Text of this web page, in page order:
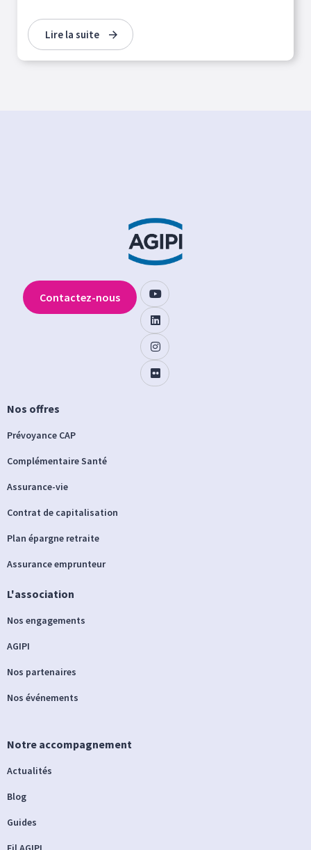
Lire la suite
Nos offres
Prévoyance CAP
Complémentaire Santé
Assurance-vie
Contrat de capitalisation
Plan épargne retraite
Assurance emprunteur
L'association
Nos engagements
AGIPI
Nos partenaires
Nos événements
Notre accompagnement
Actualités
Blog
Guides
Contactez-nous